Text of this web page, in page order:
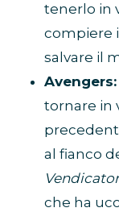
tenerlo in
compiere
salvare il
tornare in
al fianco
che ha